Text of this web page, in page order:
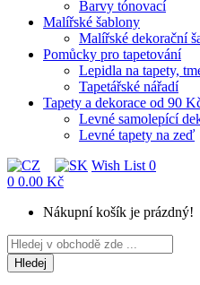
Barvy tónovací
Malířské šablony
Malířské dekorační
Pomůcky pro tapetování
Lepidla na tapety,
Tapetářské nářadí
Tapety a dekorace od 90
Levné samolepící
Levné tapety na zeď
Wish List 0
0 0.00 Kč
Nákupní košík je prázdný!
Hledej